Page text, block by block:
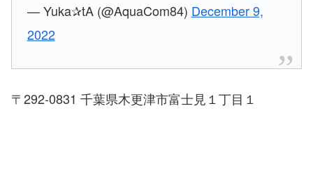
— Yuka✰tA (@AquaCom84) December 9,
2022
〒292-0831 千葉県木更津市富士見１丁目１